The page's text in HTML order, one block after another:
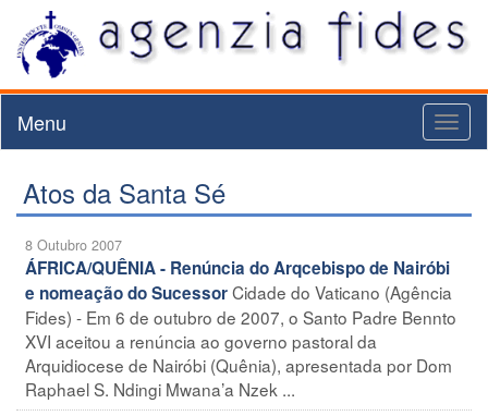
Menu
Atos da Santa Sé
8 Outubro 2007
ÁFRICA/QUÊNIA - Renúncia do Arqcebispo de Nairóbi
e nomeação do SucessorCidade do Vaticano (Agência
Fides) - Em 6 de outubro de 2007, o Santo Padre Bennto
XVI aceitou a renúncia ao governo pastoral da
Arquidiocese de Nairóbi (Quênia), apresentada por Dom
Raphael S. Ndingi Mwana’a Nzek ...